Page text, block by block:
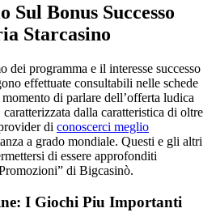
Bonus Successo
Starcasino
dei programma e il interesse successo
effettuate consultabili nelle schede
di parlare dell’offerta ludica
dalla caratteristica di oltre
di conoscerci meglio
a grado mondiale. Questi e gli altri
di essere approfonditi
di Bigcasinò.
I Giochi Piu Importanti